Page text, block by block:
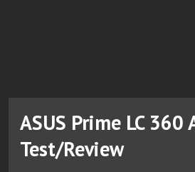
ASUS Prime LC 360
Test/Review